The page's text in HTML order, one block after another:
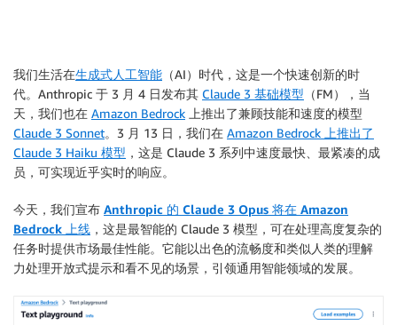
我们生活在生成式人工智能 （AI）时代，这是一个快速创新的时
代。Anthropic 于 3 月 4 日发布其 Claude 3 基础模型 （FM），当
天，我们也在 Amazon Bedrock 上推出了兼顾技能和速度的模型
Claude 3 Sonnet。3 月 13 日，我们在 Amazon Bedrock 上推出了
Claude 3 Haiku 模型 ，这是 Claude 3 系列中速度最快、最紧凑的成
员，可实现近乎实时的响应。
今天，我们宣布 Anthropic 的 Claude 3 Opus 将在 Amazon
Bedrock 上线 ，这是最智能的 Claude 3 模型，可在处理高度复杂的
任务时提供市场最佳性能。它能以出色的流畅度和类似人类的理解
力处理开放式提示和看不见的场景，引领通用智能领域的发展。